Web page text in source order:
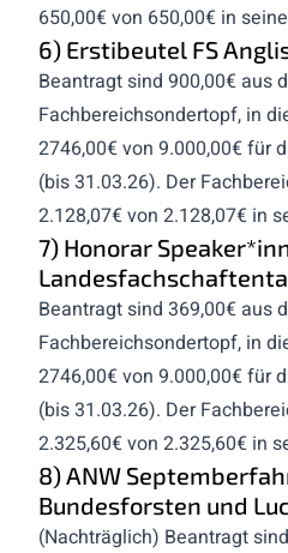
650,00€ von 650,00€ in
6) Erstibeutel FS
Beantragt sind 900,00€ aus
Fachbereichsondertopf, in
2746,00€ von 9.000,00€ für
(bis 31.03.26). Der
2.128,07€ von 2.128,07€ in
7) Honorar
Beantragt sind 369,00€ aus
Fachbereichsondertopf, in
2746,00€ von 9.000,00€ für
(bis 31.03.26). Der
2.325,60€ von 2.325,60€ in
8) ANW
Bundesforsten und
(Nachträglich) Beantragt